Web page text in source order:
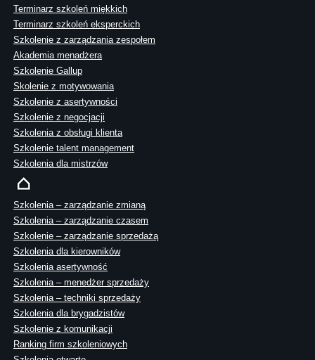
Terminarz szkoleń miękkich
Terminarz szkoleń eksperckich
Szkolenie z zarządzania zespołem
Akademia menadżera
Szkolenie Gallup
Skolenie z motywowania
Szkolenie z asertywności
Szkolenie z negocjacji
Szkolenia z obsługi klienta
Szkolenie talent management
Szkolenia dla mistrzów
Szkolenia – zarządzanie zmianą
Szkolenia – zarządzanie czasem
Szkolenie – zarządzanie sprzedażą
Szkolenia dla kierowników
Szkolenia asertywność
Szkolenia – menedżer sprzedaży
Szkolenia – techniki sprzedaży
Szkolenia dla brygadzistów
Szkolenie z komunikacji
Ranking firm szkoleniowych